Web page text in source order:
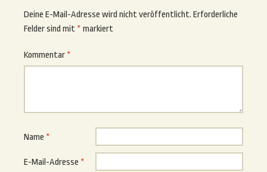
Deine E-Mail-Adresse wird nicht veröffentlicht. Erforderliche
Felder sind mit * markiert
Kommentar *
Name *
E-Mail-Adresse *